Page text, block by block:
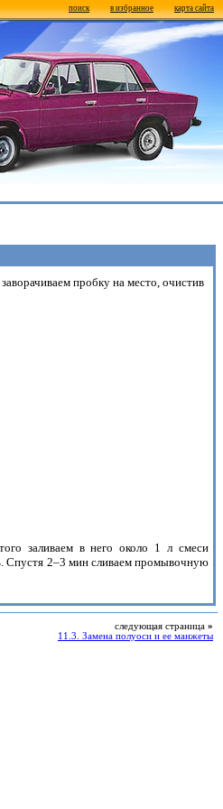
поиск в избранное карта сайта
пробку на место, очистив
заливаем в него около 1 л смеси
Спустя 2–3 мин сливаем промывочную
следующая страница »
11.3. Замена полуоси и ее манжеты